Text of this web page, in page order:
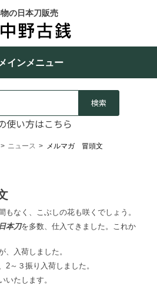
の日本刀販売
インメニュー
使い方はこちら
> ニュース > メルマガ 冒頭文
もなく、こぶしの花も咲くでしょう。
日本刀を多数、仕入てきました。これか
、入荷しました。
2～３振り入荷しました。
いたします。